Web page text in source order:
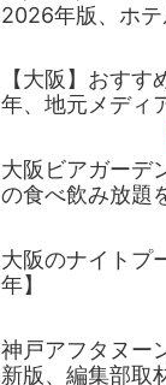
2026年版、ホ
【大阪】おす
年、地元メディ
大阪ビアガーデ
の食べ飲み放題
大阪のナイトプ
年】
神戸アフタヌー
新版、編集部取